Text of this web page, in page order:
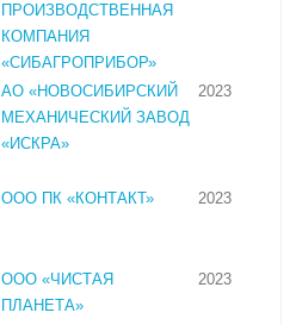
ПРОИЗВОДСТВЕННАЯ
КОМПАНИЯ
«СИБАГРОПРИБОР»
АО «НОВОСИБИРСКИЙ
МЕХАНИЧЕСКИЙ ЗАВОД
«ИСКРА»
2023
ООО ПК «КОНТАКТ» 2023
ООО «ЧИСТАЯ
ПЛАНЕТА»
2023